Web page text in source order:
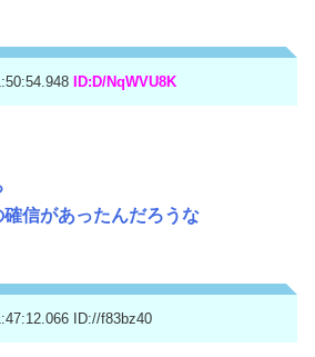
ID:D/NqWVU8K
確信があったんだろうな
ID://f83bz40